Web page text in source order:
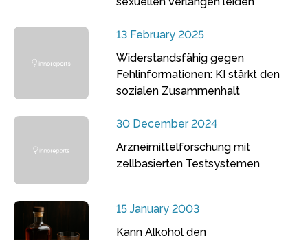
13 February 2025
Widerstandsfähig gegen
Fehlinformationen: KI stärkt den
sozialen Zusammenhalt
30 December 2024
Arzneimittelforschung mit
zellbasierten Testsystemen
15 January 2003
Kann Alkohol den